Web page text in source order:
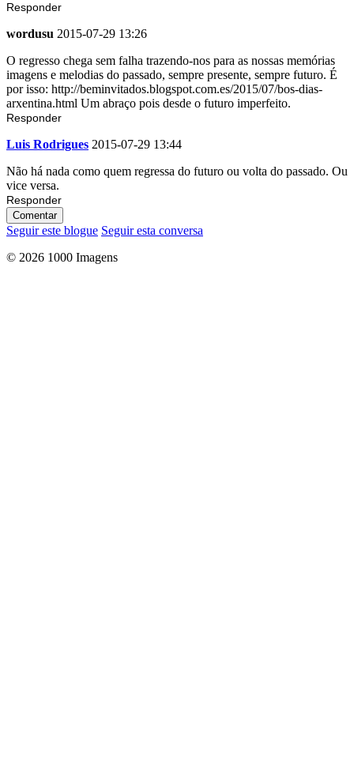
Responder
wordusu 2015-07-29 13:26
O regresso chega sem falha trazendo-nos para as nossas memórias
imagens e melodias do passado, sempre presente, sempre futuro. É
por isso: http://beminvitados.blogspot.com.es/2015/07/bos-dias-
arxentina.html Um abraço pois desde o futuro imperfeito.
Responder
Luis Rodrigues 2015-07-29 13:44
Não há nada como quem regressa do futuro ou volta do passado. Ou
vice versa.
Responder
Comentar
Seguir este blogue Seguir esta conversa
© 2026 1000 Imagens